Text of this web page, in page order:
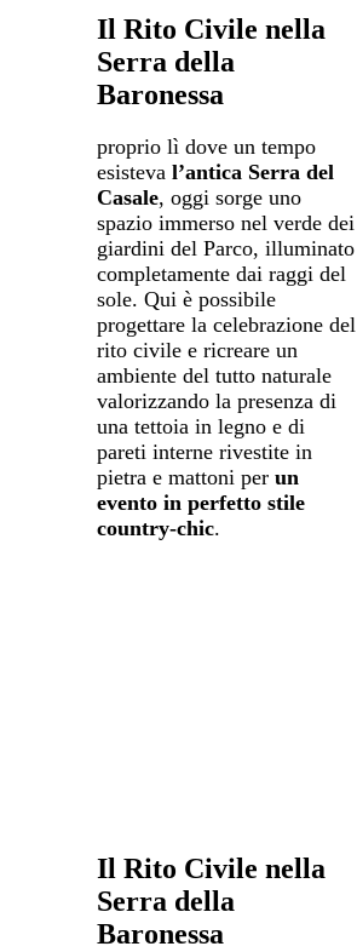
Il Rito Civile nella
Serra della
Baronessa
proprio lì dove un tempo
esisteva l’antica Serra del
Casale, oggi sorge uno
spazio immerso nel verde dei
giardini del Parco, illuminato
completamente dai raggi del
sole. Qui è possibile
progettare la celebrazione del
rito civile e ricreare un
ambiente del tutto naturale
valorizzando la presenza di
una tettoia in legno e di
pareti interne rivestite in
pietra e mattoni per un
evento in perfetto stile
country-chic.
Il Rito Civile nella
Serra della
Baronessa